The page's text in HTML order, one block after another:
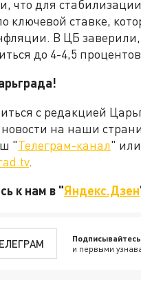
что для
ключевой ставке,
В ЦБ заверили,
до 4-4,5
с редакцией
на наши
"Телеграм-канал"
.
к нам в "Яндекс.Дзен
и первыми